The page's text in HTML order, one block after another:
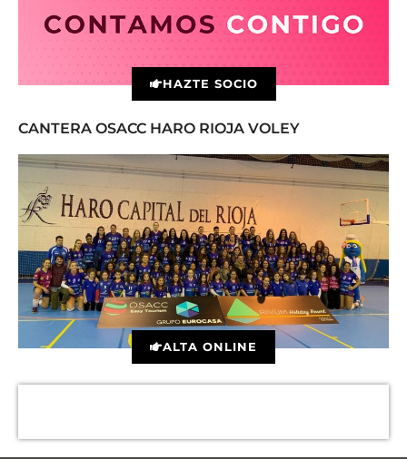
HAZTE SOCIO
CANTERA OSACC HARO RIOJA VOLEY
ALTA ONLINE